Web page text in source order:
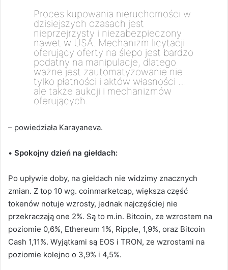
Proces kupowania nieruchomości w
dzisiejszych czasach jest
nieprzejrzysty i niezabezpieczony
nawet w USA. Mechanizm licytacji
oferujący oferty na ślepo jest bardzo
podatny na manipulacje, dlatego
ważne jest zautomatyzowanie nie
tylko płatności i aktów własności …
ale także aukcji i mechanizmów
oferujących.
– powiedziała Karayaneva.
• Spokojny dzień na giełdach:
Po upływie doby, na giełdach nie widzimy znacznych
zmian. Z top 10 wg. coinmarketcap, większa część
tokenów notuje wzrosty, jednak najczęściej nie
przekraczają one 2%. Są to m.in. Bitcoin, ze wzrostem na
poziomie 0,6%, Ethereum 1%, Ripple, 1,9%, oraz Bitcoin
Cash 1,11%. Wyjątkami są EOS i TRON, ze wzrostami na
poziomie kolejno o 3,9% i 4,5%.